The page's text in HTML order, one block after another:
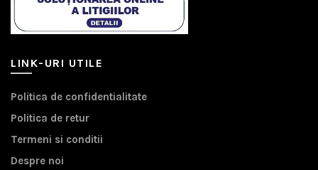
LINK-URI UTILE
Politica de confidentialitate
Politica de retur
Termeni si conditii
Despre noi